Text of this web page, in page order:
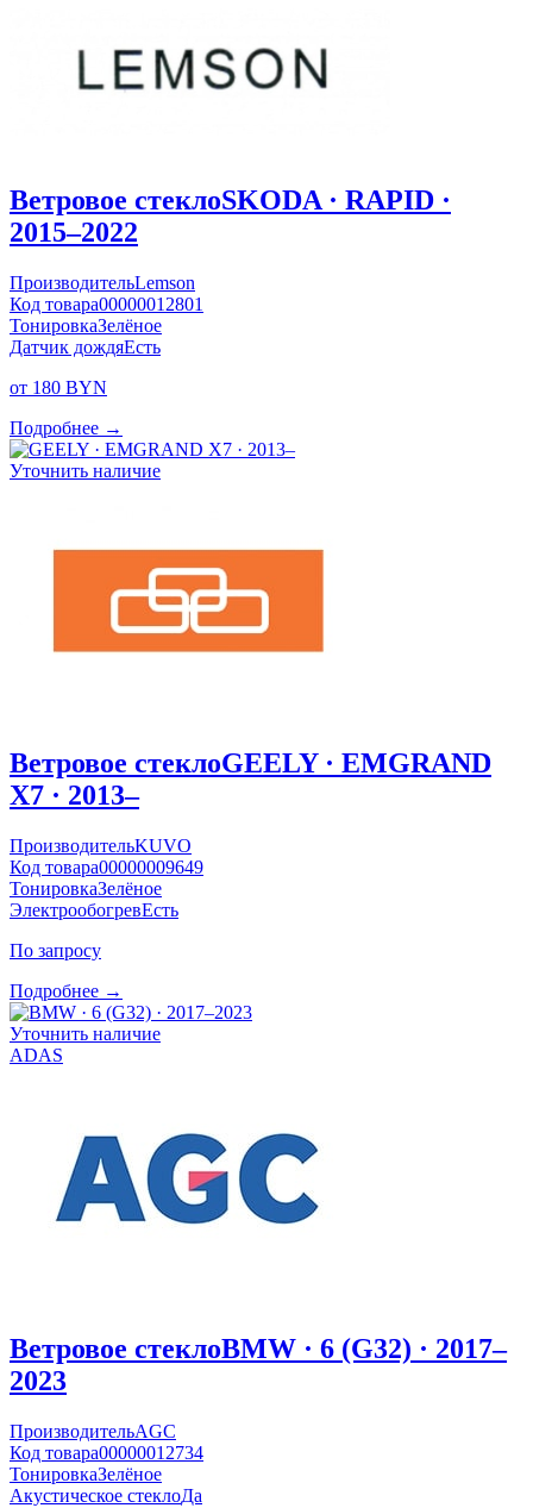
Ветровое стеклоSKODA · RAPID ·
2015–2022
ПроизводительLemson
Код товара00000012801
ТонировкаЗелёное
Датчик дождяЕсть
от 180 BYN
Подробнее →
Уточнить наличие
Ветровое стеклоGEELY · EMGRAND
X7 · 2013–
ПроизводительKUVO
Код товара00000009649
ТонировкаЗелёное
ЭлектрообогревЕсть
По запросу
Подробнее →
Уточнить наличие
ADAS
Ветровое стеклоBMW · 6 (G32) · 2017–
2023
ПроизводительAGC
Код товара00000012734
ТонировкаЗелёное
Акустическое стеклоДа